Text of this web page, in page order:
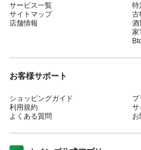
サービス一覧
サイトマップ
店舗情報
特
古
酒
家
お客様サポート
ショッピングガイド
利用規約
よくある質問
プ
サ
お